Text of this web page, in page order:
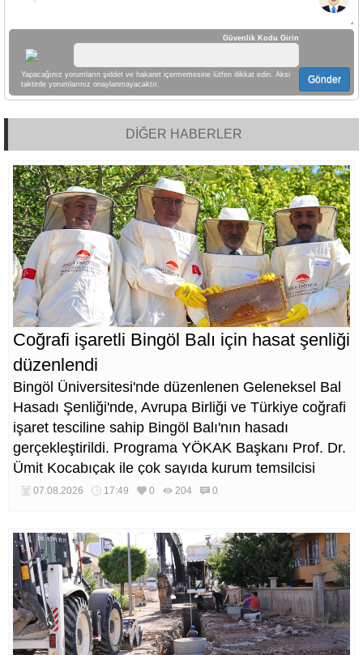
Güvenlik Kodu Girin
Yapacağınız yorumların şiddet ve hakaret içermemesine lütfen dikkat edin. Aksi
taktirde yorumlarınız onaylanmayacaktır.
Gönder
DİĞER HABERLER
Coğrafi işaretli Bingöl Balı için hasat şenliği
düzenlendi
Bingöl Üniversitesi'nde düzenlenen Geleneksel Bal
Hasadı Şenliği'nde, Avrupa Birliği ve Türkiye coğrafi
işaret tesciline sahip Bingöl Balı'nın hasadı
gerçekleştirildi. Programa YÖKAK Başkanı Prof. Dr.
Ümit Kocabıçak ile çok sayıda kurum temsilcisi
katıldı.
07.08.2026 17:49 0 204 0